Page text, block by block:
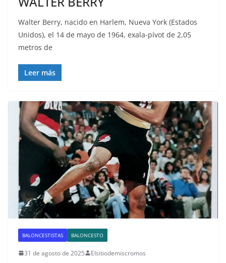
Walter Berry, nacido en Harlem, Nueva York (Estados
Unidos), el 14 de mayo de 1964, exala-pívot de 2,05
metros de
Leer más
BALONCESTISTAS BALONCESTO
31 de agosto de 2025 Elsitiodemiscromos